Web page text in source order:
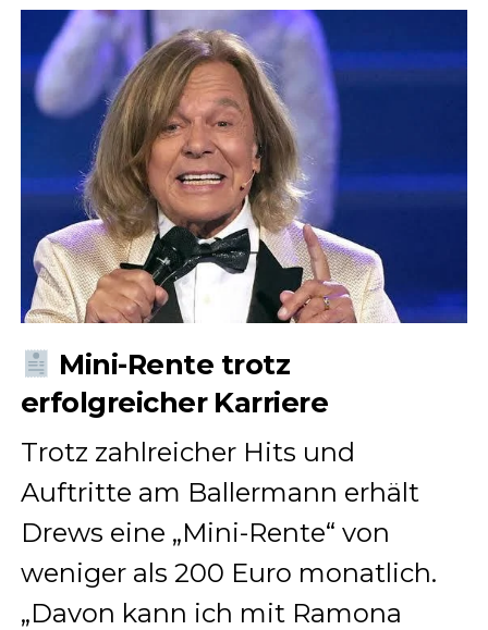
Mini-Rente trotz
erfolgreicher Karriere
Trotz zahlreicher Hits und
Auftritte am Ballermann erhält
Drews eine „Mini-Rente“ von
weniger als 200 Euro monatlich.
„Davon kann ich mit Ramona